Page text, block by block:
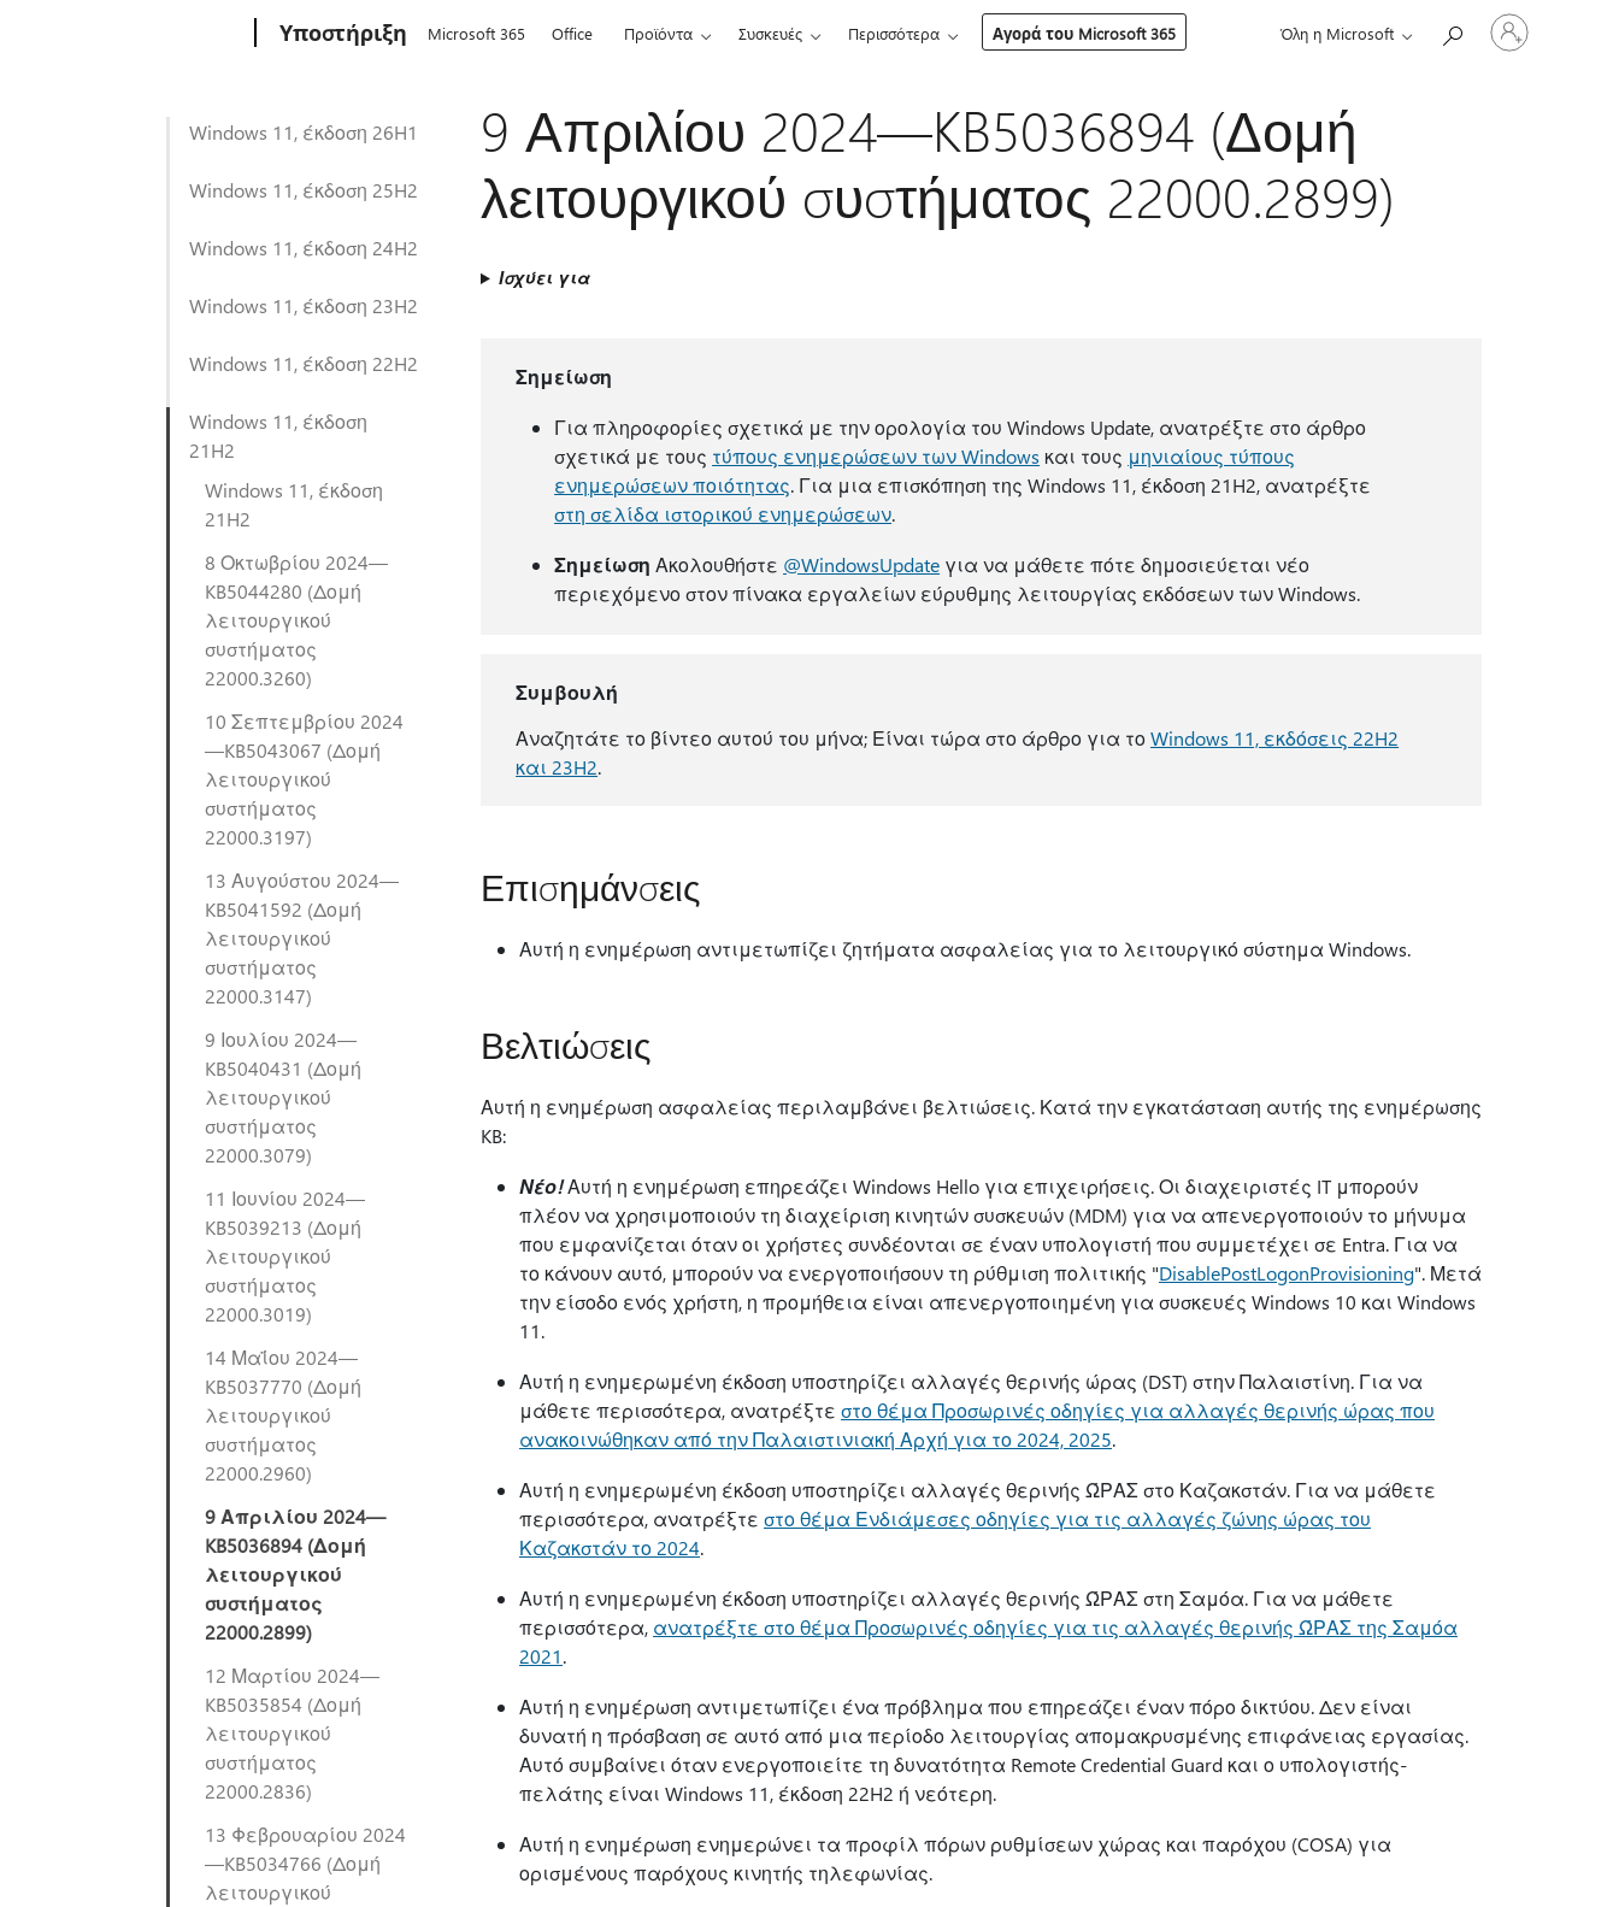
Υποστήριξη Microsoft 365 Office Προϊόντα Συσκευές Περισσότερα Αγορά του Microsoft 365 Όλη η Microsoft
Είσοδος
στον
Windows 11, έκδοση 26H1
Windows 11, έκδοση 25H2
Windows 11, έκδοση 24H2
Windows 11, έκδοση 23H2
Windows 11, έκδοση 22H2
Windows 11, έκδοση
21H2
Windows 11, έκδοση
21H2
8 Οκτωβρίου 2024—
KB5044280 (Δομή
λειτουργικού
συστήματος
22000.3260)
10 Σεπτεμβρίου 2024
—KB5043067 (Δομή
λειτουργικού
συστήματος
22000.3197)
13 Αυγούστου 2024—
KB5041592 (Δομή
λειτουργικού
συστήματος
22000.3147)
9 Ιουλίου 2024—
KB5040431 (Δομή
λειτουργικού
συστήματος
22000.3079)
11 Ιουνίου 2024—
KB5039213 (Δομή
λειτουργικού
συστήματος
22000.3019)
14 Μαΐου 2024—
KB5037770 (Δομή
λειτουργικού
συστήματος
22000.2960)
9 Απριλίου 2024—
KB5036894 (Δομή
λειτουργικού
συστήματος
22000.2899)
12 Μαρτίου 2024—
KB5035854 (Δομή
λειτουργικού
συστήματος
22000.2836)
13 Φεβρουαρίου 2024
—KB5034766 (Δομή
λειτουργικού
9 Απριλίου 2024—KB5036894 (Δομή
λειτουργικού συστήματος 22000.2899)
Ισχύει για
Σημείωση
Για πληροφορίες σχετικά με την ορολογία του Windows Update, ανατρέξτε στο άρθρο
σχετικά με τους τύπους ενημερώσεων των Windows και τους μηνιαίους τύπους
ενημερώσεων ποιότητας. Για μια επισκόπηση της Windows 11, έκδοση 21H2, ανατρέξτε
στη σελίδα ιστορικού ενημερώσεων.
Σημείωση Ακολουθήστε @WindowsUpdate για να μάθετε πότε δημοσιεύεται νέο
περιεχόμενο στον πίνακα εργαλείων εύρυθμης λειτουργίας εκδόσεων των Windows.
Συμβουλή
Αναζητάτε το βίντεο αυτού του μήνα; Είναι τώρα στο άρθρο για τοWindows 11, εκδόσεις 22H2
και 23H2.
Επισημάνσεις
Αυτή η ενημέρωση αντιμετωπίζει ζητήματα ασφαλείας για το λειτουργικό σύστημα Windows.
Βελτιώσεις
Αυτή η ενημέρωση ασφαλείας περιλαμβάνει βελτιώσεις. Κατά την εγκατάσταση αυτής της ενημέρωσης
KB:
Νέο!Αυτή η ενημέρωση επηρεάζει Windows Hello για επιχειρήσεις. Οι διαχειριστές IT μπορούν
πλέον να χρησιμοποιούν τη διαχείριση κινητών συσκευών (MDM) για να απενεργοποιούν το μήνυμα
που εμφανίζεται όταν οι χρήστες συνδέονται σε έναν υπολογιστή που συμμετέχει σε Entra. Για να
το κάνουν αυτό, μπορούν να ενεργοποιήσουν τη ρύθμιση πολιτικής "DisablePostLogonProvisioning". Μετά
την είσοδο ενός χρήστη, η προμήθεια είναι απενεργοποιημένη για συσκευές Windows 10 και Windows
11.
Αυτή η ενημερωμένη έκδοση υποστηρίζει αλλαγές θερινής ώρας (DST) στην Παλαιστίνη. Για να
μάθετε περισσότερα, ανατρέξτε στο θέμα Προσωρινές οδηγίες για αλλαγές θερινής ώρας που
ανακοινώθηκαν από την Παλαιστινιακή Αρχή για το 2024, 2025.
Αυτή η ενημερωμένη έκδοση υποστηρίζει αλλαγές θερινής ΏΡΑΣ στο Καζακστάν. Για να μάθετε
περισσότερα, ανατρέξτε στο θέμα Ενδιάμεσες οδηγίες για τις αλλαγές ζώνης ώρας του
Καζακστάν το 2024.
Αυτή η ενημερωμένη έκδοση υποστηρίζει αλλαγές θερινής ΏΡΑΣ στη Σαμόα. Για να μάθετε
περισσότερα, ανατρέξτε στο θέμα Προσωρινές οδηγίες για τις αλλαγές θερινής ΏΡΑΣ της Σαμόα
2021.
Αυτή η ενημέρωση αντιμετωπίζει ένα πρόβλημα που επηρεάζει έναν πόρο δικτύου. Δεν είναι
δυνατή η πρόσβαση σε αυτό από μια περίοδο λειτουργίας απομακρυσμένης επιφάνειας εργασίας.
Αυτό συμβαίνει όταν ενεργοποιείτε τη δυνατότητα Remote Credential Guard και ο υπολογιστής-
πελάτης είναι Windows 11, έκδοση 22H2 ή νεότερη.
Αυτή η ενημέρωση ενημερώνει τα προφίλ πόρων ρυθμίσεων χώρας και παρόχου (COSA) για
ορισμένους παρόχους κινητής τηλεφωνίας.